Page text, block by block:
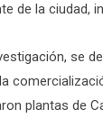
de la ciudad,
se
plantas de